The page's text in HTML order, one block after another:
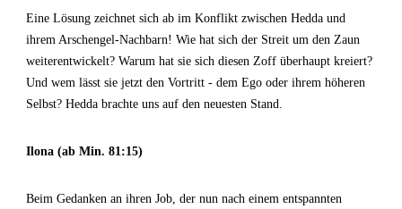
Eine Lösung zeichnet sich ab im Konflikt zwischen Hedda und
ihrem Arschengel-Nachbarn! Wie hat sich der Streit um den Zaun
weiterentwickelt? Warum hat sie sich diesen Zoff überhaupt kreiert?
Und wem lässt sie jetzt den Vortritt - dem Ego oder ihrem höheren
Selbst? Hedda brachte uns auf den neuesten Stand.
Ilona (ab Min. 81:15)
Beim Gedanken an ihren Job, der nun nach einem entspannten